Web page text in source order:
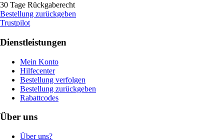
30 Tage Rückgaberecht
Bestellung zurückgeben
Trustpilot
Dienstleistungen
Mein Konto
Hilfecenter
Bestellung verfolgen
Bestellung zurückgeben
Rabattcodes
Über uns
Über uns?